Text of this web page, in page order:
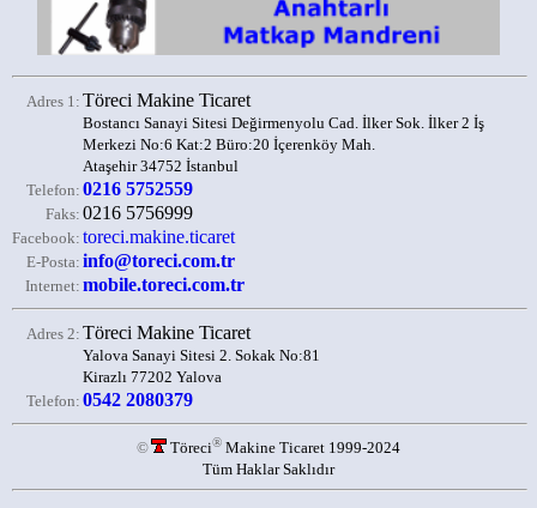
Adres 1: Töreci Makine Ticaret
Bostancı Sanayi Sitesi Değirmenyolu Cad. İlker Sok. İlker 2 İş
Merkezi No:6 Kat:2 Büro:20 İçerenköy Mah.
Ataşehir 34752 İstanbul
Telefon: 0216 5752559
Faks: 0216 5756999
Facebook: toreci.makine.ticaret
E-Posta: info@toreci.com.tr
Internet: mobile.toreci.com.tr
Adres 2: Töreci Makine Ticaret
Yalova Sanayi Sitesi 2. Sokak No:81
Kirazlı 77202 Yalova
Telefon: 0542 2080379
© Töreci® Makine Ticaret 1999-2024
Tüm Haklar Saklıdır